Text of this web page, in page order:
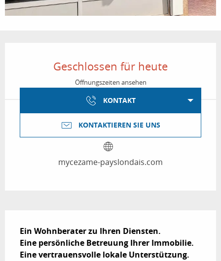
Geschlossen für heute
Öffnungszeiten ansehen
KONTAKT
KONTAKTIEREN SIE UNS
mycezame-payslondais.com
Ein Wohnberater zu Ihren Diensten.
Eine persönliche Betreuung Ihrer Immobilie.
Eine vertrauensvolle lokale Unterstützung.